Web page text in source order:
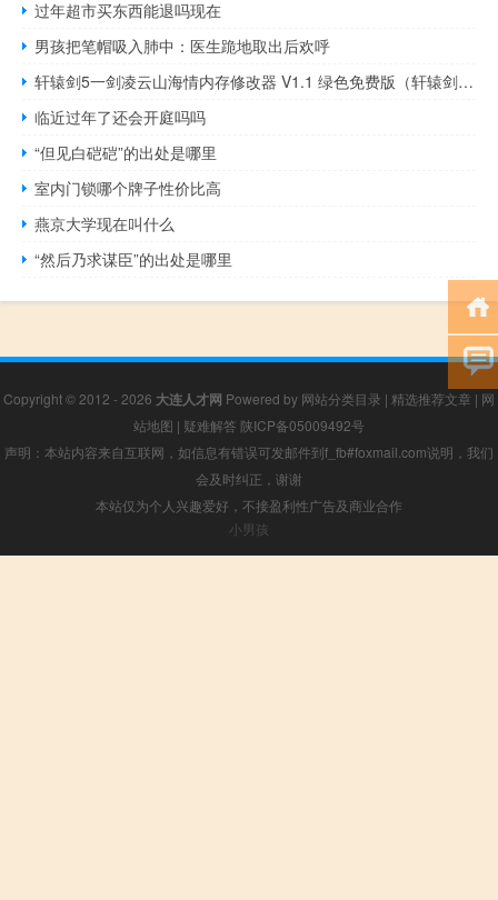
过年超市买东西能退吗现在
男孩把笔帽吸入肺中：医生跪地取出后欢呼
轩辕剑5一剑凌云山海情内存修改器 V1.1 绿色免费版（轩辕剑5一剑凌云山海情内存修改器 V1.1 绿色免费版功能简介）
临近过年了还会开庭吗吗
“但见白硙硙”的出处是哪里
室内门锁哪个牌子性价比高
燕京大学现在叫什么
“然后乃求谋臣”的出处是哪里
Copyright © 2012 - 2026 大连人才网 Powered by 网站分类目录 | 精选推荐文章 | 网
站地图 | 疑难解答 陕ICP备05009492号
声明：本站内容来自互联网，如信息有错误可发邮件到f_fb#foxmail.com说明，我们
会及时纠正，谢谢
本站仅为个人兴趣爱好，不接盈利性广告及商业合作
小男孩